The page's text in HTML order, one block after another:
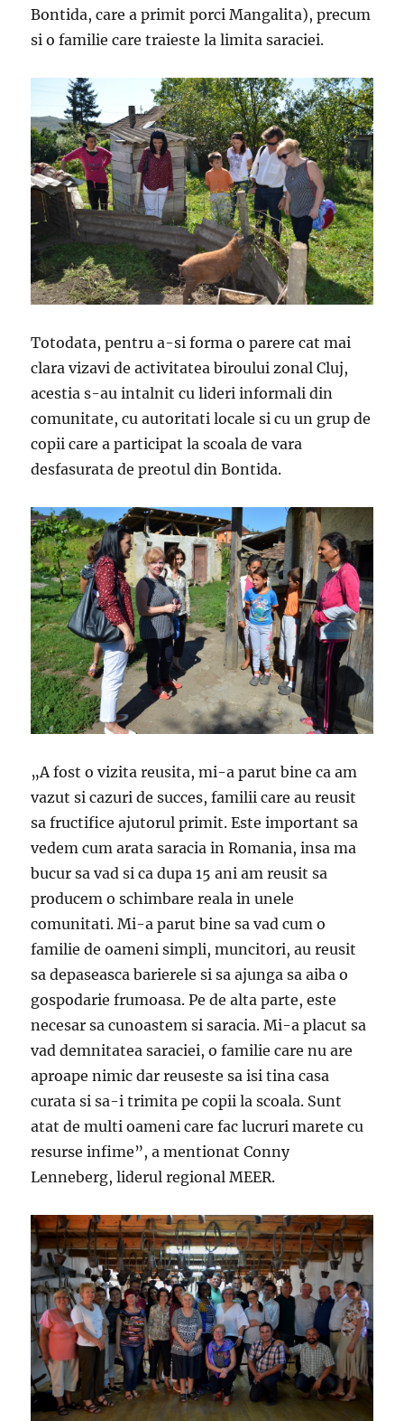
Bontida, care a primit porci Mangalita), precum
si o familie care traieste la limita saraciei.
Totodata, pentru a-si forma o parere cat mai
clara vizavi de activitatea biroului zonal Cluj,
acestia s-au intalnit cu lideri informali din
comunitate, cu autoritati locale si cu un grup de
copii care a participat la scoala de vara
desfasurata de preotul din Bontida.
„A fost o vizita reusita, mi-a parut bine ca am
vazut si cazuri de succes, familii care au reusit
sa fructifice ajutorul primit. Este important sa
vedem cum arata saracia in Romania, insa ma
bucur sa vad si ca dupa 15 ani am reusit sa
producem o schimbare reala in unele
comunitati. Mi-a parut bine sa vad cum o
familie de oameni simpli, muncitori, au reusit
sa depaseasca barierele si sa ajunga sa aiba o
gospodarie frumoasa. Pe de alta parte, este
necesar sa cunoastem si saracia. Mi-a placut sa
vad demnitatea saraciei, o familie care nu are
aproape nimic dar reuseste sa isi tina casa
curata si sa-i trimita pe copii la scoala. Sunt
atat de multi oameni care fac lucruri marete cu
resurse infime”, a mentionat Conny
Lenneberg, liderul regional MEER.